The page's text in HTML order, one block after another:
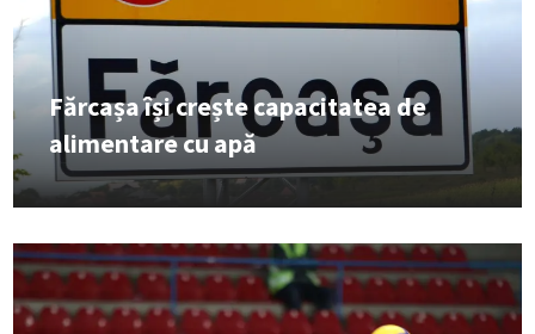
Fărcașa își crește capacitatea de
alimentare cu apă